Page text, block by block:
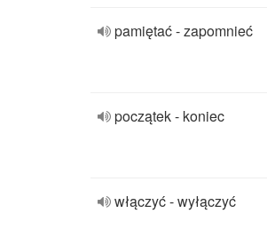
pamiętać - zapomnieć
początek - koniec
włączyć - wyłączyć